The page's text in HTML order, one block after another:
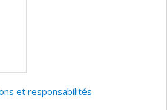
et responsabilités